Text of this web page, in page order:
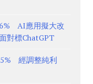
AI應用擬大改
對標ChatGPT
經調整純利